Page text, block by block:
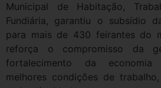
Municipal de Habitação,
Fundiária, garantiu o subsídio
para mais de 430 feirantes do
reforça o compromisso da
fortalecimento da economia
melhores condições de